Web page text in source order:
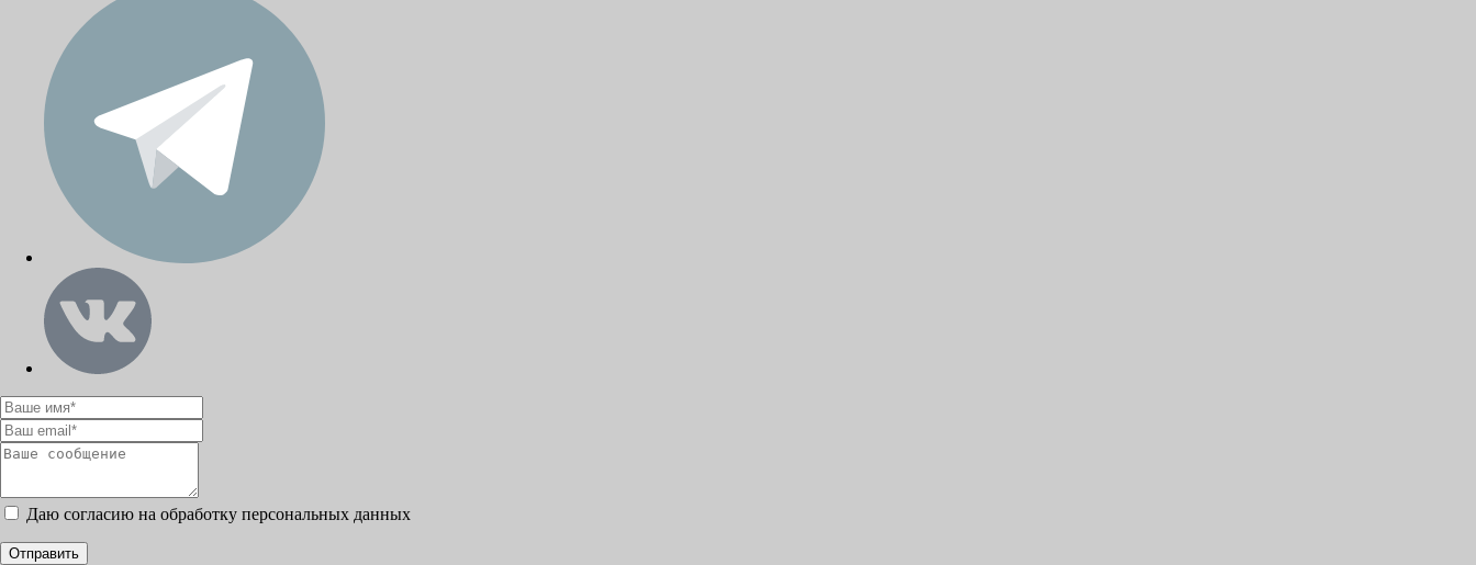
Даю согласию на обработку персональных данных
Отправить